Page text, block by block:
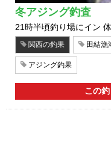
冬アジング釣査
21時半頃釣り場にイン
関西の釣果 田結漁
アジング釣果
この